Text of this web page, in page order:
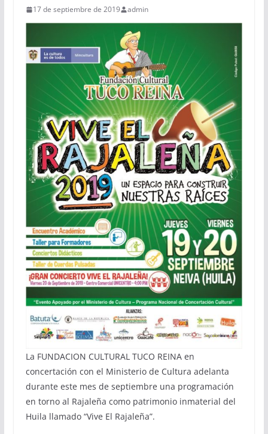
17 de septiembre de 2019 admin
La FUNDACION CULTURAL TUCO REINA en
concertación con el Ministerio de Cultura adelanta
durante este mes de septiembre una programación
en torno al Rajaleña como patrimonio inmaterial del
Huila llamado “Vive El Rajaleña”.